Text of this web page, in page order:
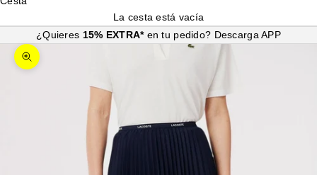
La cesta está vacía
¿Quieres 15% EXTRA* en tu pedido? Descarga APP
Zoom